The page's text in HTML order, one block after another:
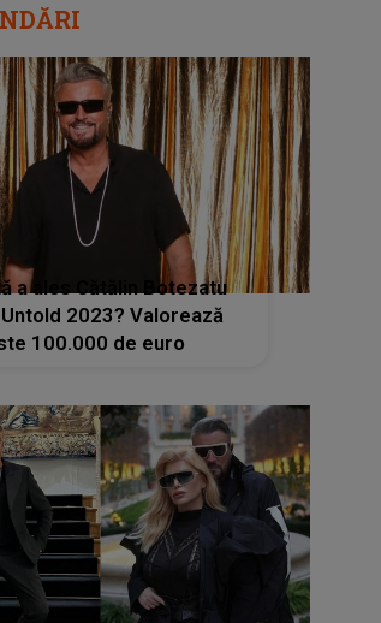
a ales Cătălin Botezatu
2023? Valorează
100.000 de euro